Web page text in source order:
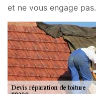
et ne vous engage pas.